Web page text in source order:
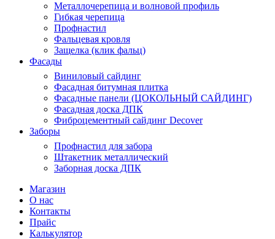
Металлочерепица и волновой профиль
Гибкая черепица
Профнастил
Фальцевая кровля
Защелка (клик фальц)
Фасады
Виниловый сайдинг
Фасадная битумная плитка
Фасадные панели (ЦОКОЛЬНЫЙ САЙДИНГ)
Фасадная доска ДПК
Фиброцементный сайдинг Decover
Заборы
Профнастил для забора
Штакетник металлический
Заборная доска ДПК
Магазин
О нас
Контакты
Прайс
Калькулятор